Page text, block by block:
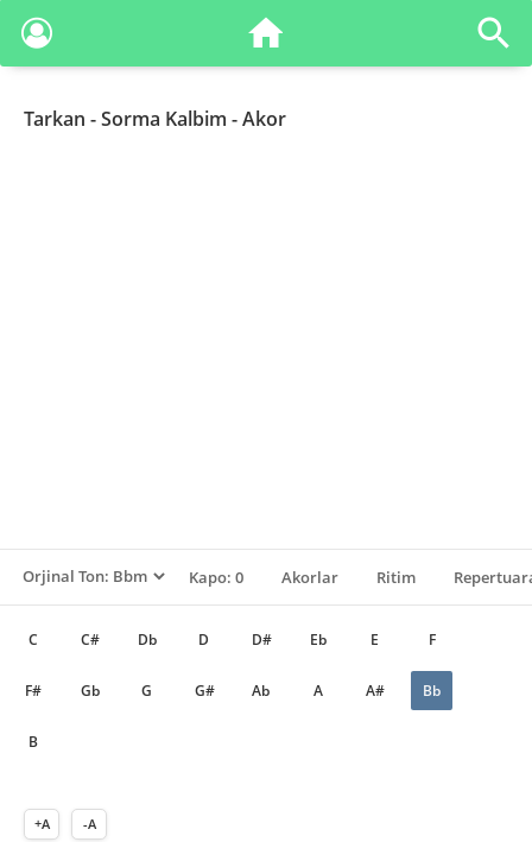
Tarkan - Sorma Kalbim - Akor
Kapo: 0 Akorlar Ritim
C C# Db D D# Eb E F
F# Gb G G# Ab A A# Bb
B
+A -A